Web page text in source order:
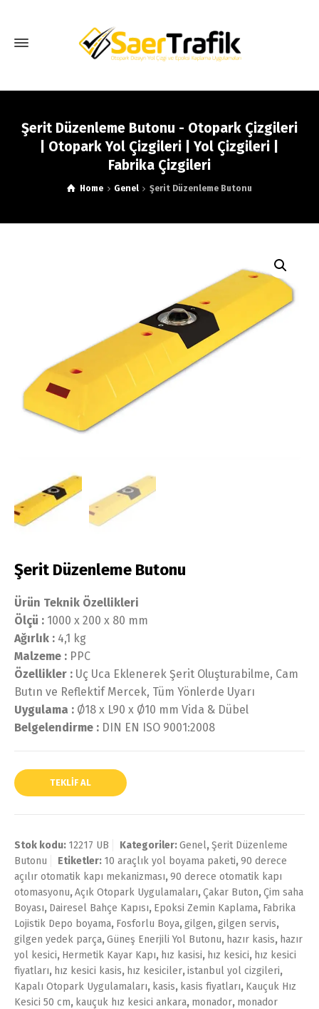
Şerit Düzenleme Butonu - Otopark Çizgileri
| Otopark Yol Çizgileri | Yol Çizgileri |
Fabrika Çizgileri
Home Genel Şerit Düzenleme Butonu
Şerit Düzenleme Butonu
Ürün Teknik Özellikleri
Ölçü : 1000 x 200 x 80 mm
Ağırlık : 4,1 kg
Malzeme : PPC
Özellikler : Uç Uca Eklenerek Şerit Oluşturabilme, Cam
Butın ve Reflektif Mercek, Tüm Yönlerde Uyarı
Uygulama : Ø18 x L90 x Ø10 mm Vida & Dübel
Belgelendirme : DIN EN ISO 9001:2008
TEKLIF AL
Stok kodu: 12217 UB Kategoriler:Genel,Şerit Düzenleme
Butonu
Etiketler: 10 araçlık yol boyama paketi,90 derece
açılır otomatik kapı mekanizması,90 derece otomatik kapı
otomasyonu,Açık Otopark Uygulamaları,Çakar Buton,Çim saha
Boyası, Dairesel Bahçe Kapısı, Epoksi Zemin Kaplama, Fabrika
Lojistik Depo boyama, Fosforlu Boya,gilgen,gilgen servis,
gilgen yedek parça,Güneş Enerjili Yol Butonu, hazır kasis, hazır
yol kesici, Hermetik Kayar Kapı, hız kasisi, hız kesici, hız kesici
fiyatları, hız kesici kasis, hız kesiciler,istanbul yol cizgileri,
Kapalı Otopark Uygulamaları, kasis, kasis fiyatları, Kauçuk Hız
Kesici 50 cm, kauçuk hız kesici ankara, monador, monador